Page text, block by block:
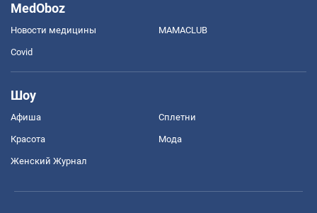
MedOboz
Новости медицины MAMACLUB
Covid
Шоу
Афиша Сплетни
Красота Мода
Женский Журнал